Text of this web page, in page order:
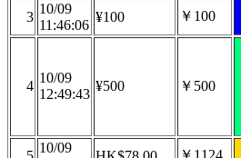
3
10/09
11:46:06
¥100 ￥100
4
10/09
12:49:43
¥500 ￥500
10/09
￥1124